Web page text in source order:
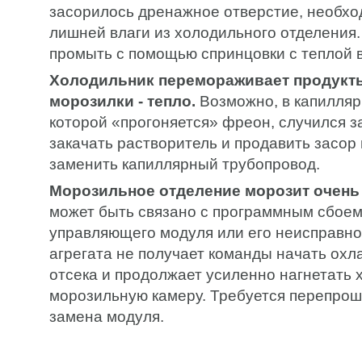
засорилось дренажное отверстие,
лишней влаги из холодильного
промыть с помощью спринцовки с теплой
Холодильник перемораживает
морозилки - тепло. Возможно, в
которой «прогоняется» фреон, случился
закачать растворитель и продавить
заменить капиллярный трубопровод.
Морозильное отделение морозит
может быть связано с программным
управляющего модуля или его
агрегата не получает команды начать
отсека и продолжает усиленно нагнетать
морозильную камеру. Требуется
замена модуля.